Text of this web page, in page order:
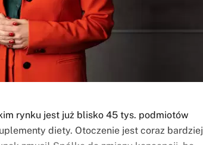
rynku jest już blisko 45 tys. podmiotów
diety. Otoczenie jest coraz bardziej